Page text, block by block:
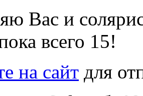
Вас и
всего 15!
на сайт для